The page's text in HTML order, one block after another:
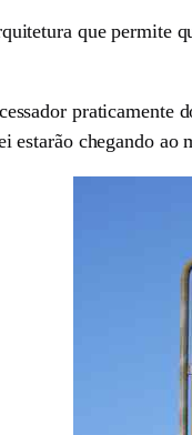
que permite
praticamente
estarão chegando ao